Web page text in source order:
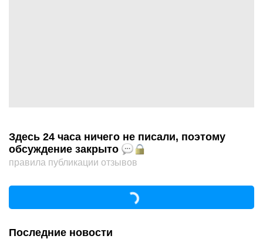
Здесь 24 часа ничего не писали, поэтому
обсуждение закрыто
правила публикации отзывов
Последние новости